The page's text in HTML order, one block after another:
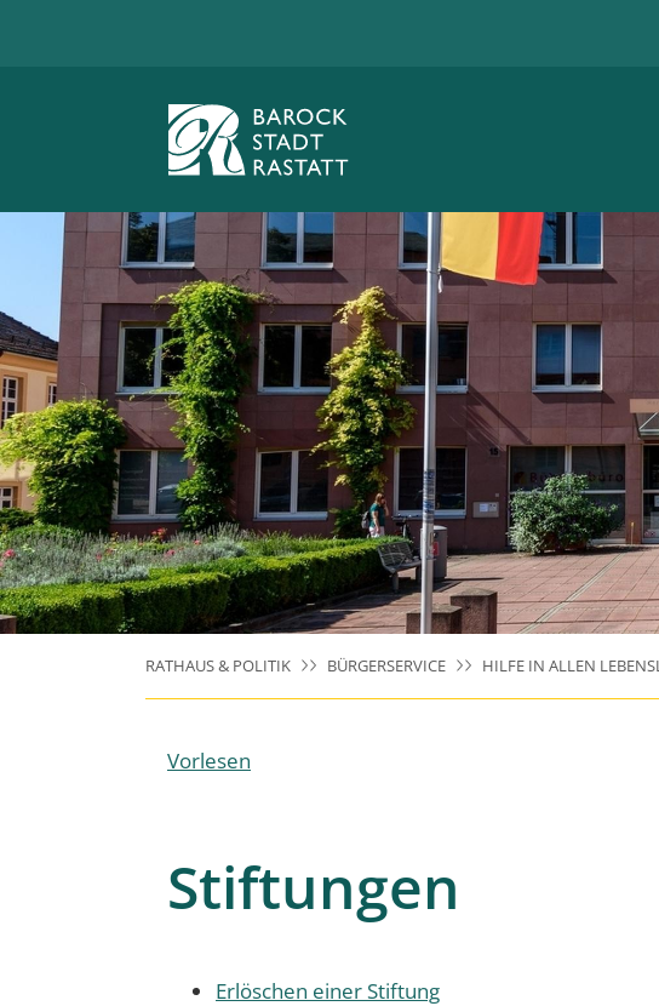
RATHAUS & POLITIK BÜRGERSERVICE HILFE IN ALLEN
Vorlesen
Stiftungen
Erlöschen einer Stiftung